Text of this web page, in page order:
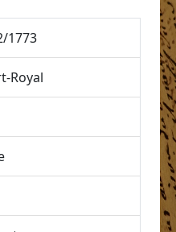
1773
Royal